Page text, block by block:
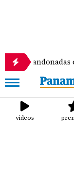
videos